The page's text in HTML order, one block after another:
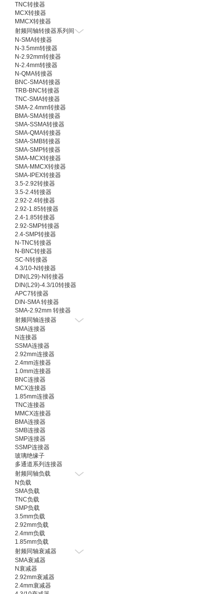
TNC转接器
MCX转接器
MMCX转接器
射频同轴转接器系列间
N-SMA转接器
N-3.5mm转接器
N-2.92mm转接器
N-2.4mm转接器
N-QMA转接器
BNC-SMA转接器
TRB-BNC转接器
TNC-SMA转接器
SMA-2.4mm转接器
BMA-SMA转接器
SMA-SSMA转接器
SMA-QMA转接器
SMA-SMB转接器
SMA-SMP转接器
SMA-MCX转接器
SMA-MMCX转接器
SMA-IPEX转接器
3.5-2.92转接器
3.5-2.4转接器
2.92-2.4转接器
2.92-1.85转接器
2.4-1.85转接器
2.92-SMP转接器
2.4-SMP转接器
N-TNC转接器
N-BNC转接器
SC-N转接器
4.3/10-N转接器
DIN(L29)-N转接器
DIN(L29)-4.3/10转接器
APC7转接器
DIN-SMA 转接器
SMA-2.92mm 转接器
射频同轴连接器
SMA连接器
N连接器
SSMA连接器
2.92mm连接器
2.4mm连接器
1.0mm连接器
BNC连接器
MCX连接器
1.85mm连接器
TNC连接器
MMCX连接器
BMA连接器
SMB连接器
SMP连接器
SSMP连接器
玻璃绝缘子
多通道系列连接器
射频同轴负载
N负载
SMA负载
TNC负载
SMP负载
3.5mm负载
2.92mm负载
2.4mm负载
1.85mm负载
射频同轴衰减器
SMA衰减器
N衰减器
2.92mm衰减器
2.4mm衰减器